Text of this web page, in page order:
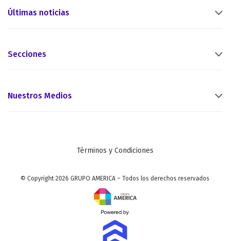
Últimas noticias
Secciones
Nuestros Medios
Términos y Condiciones
© Copyright 2026 GRUPO AMERICA – Todos los derechos reservados